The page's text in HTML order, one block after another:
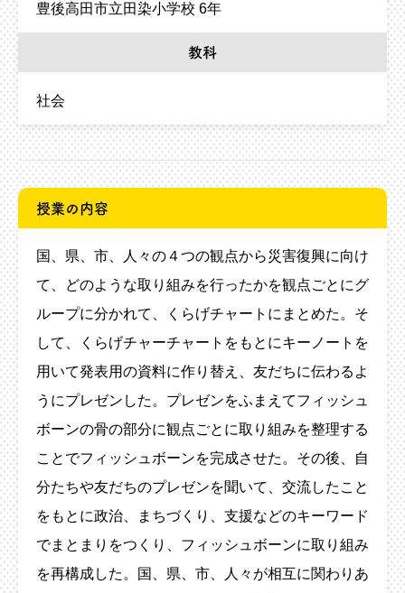
豊後高田市立田染小学校 6年
教科
社会
授業の内容
国、県、市、人々の４つの観点から災害復興に向け
て、どのような取り組みを行ったかを観点ごとにグ
ループに分かれて、くらげチャートにまとめた。そ
して、くらげチャーチャートをもとにキーノートを
用いて発表用の資料に作り替え、友だちに伝わるよ
うにプレゼンした。プレゼンをふまえてフィッシュ
ボーンの骨の部分に観点ごとに取り組みを整理する
ことでフィッシュボーンを完成させた。その後、自
分たちや友だちのプレゼンを聞いて、交流したこと
をもとに政治、まちづくり、支援などのキーワード
でまとまりをつくり、フィッシュボーンに取り組み
を再構成した。国、県、市、人々が相互に関わりあ